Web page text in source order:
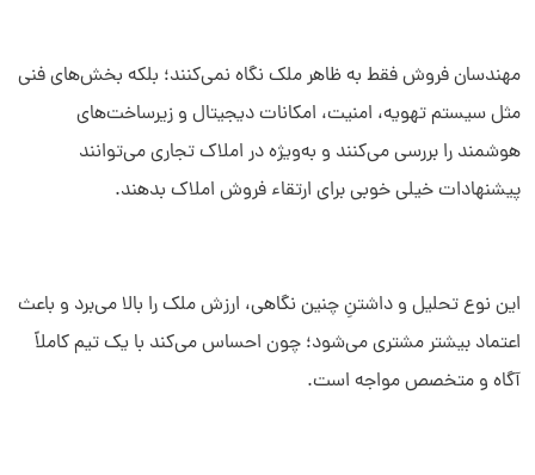
مهندسان فروش فقط به ظاهر ملک نگاه نمی‌کنند؛ بلکه بخش‌های فنی
مثل سیستم تهویه، امنیت، امکانات دیجیتال و زیرساخت‌های
هوشمند را بررسی می‌کنند و به‌ویژه در املاک تجاری می‌توانند
پیشنهادات خیلی خوبی برای ارتقاء فروش املاک بدهند.
این نوع تحلیل و داشتنِ چنین نگاهی، ارزش ملک را بالا می‌برد و باعث
اعتماد بیشتر مشتری می‌شود؛ چون احساس می‌کند با یک تیم کاملاً
آگاه و متخصص مواجه است.